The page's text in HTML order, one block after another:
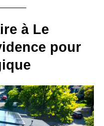
à Le
pour